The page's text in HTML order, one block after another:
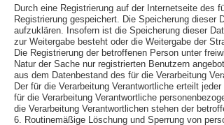
Durch eine Registrierung auf der Internetseite des
Registrierung gespeichert. Die Speicherung
aufzuklären. Insofern ist die Speicherung dieser
zur Weitergabe besteht oder die Weitergabe der
Die Registrierung der betroffenen Person unter
Natur der Sache nur registrierten Benutzern
aus dem Datenbestand des für die Verarbeitung
Der für die Verarbeitung Verantwortliche erteilt
für die Verarbeitung Verantwortliche
die Verarbeitung Verantwortlichen stehen der
6. Routinemäßige Löschung und Sperrung von